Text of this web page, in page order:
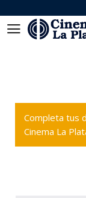
Completa tus
Cinema La